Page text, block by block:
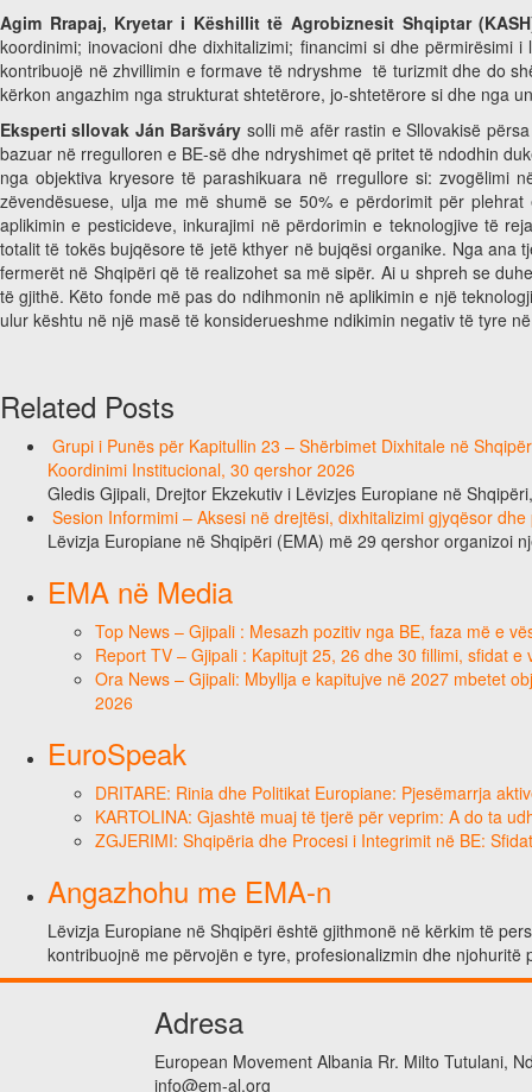
Agim Rrapaj, Kryetar i Këshillit të Agrobiznesit Shqiptar
koordinimi; inovacioni dhe dixhitalizimi; financimi si dhe
kontribuojë në zhvillimin e formave të ndryshme të turizmit dhe do
kërkon angazhim nga strukturat shtetërore, jo-shtetërore si dhe nga
Eksperti sllovak Ján Baršváry solli më afër rastin e Sllovakisë
bazuar në rregulloren e BE-së dhe ndryshimet që pritet të ndodhin
nga objektiva kryesore të parashikuara në rregullore si: zvogëlimi
zëvendësuese, ulja me më shumë se 50% e përdorimit për
aplikimin e pesticideve, inkurajimi në përdorimin e teknologjive të
totalit të tokës bujqësore të jetë kthyer në bujqësi organike. Nga
fermerët në Shqipëri që të realizohet sa më sipër. Ai u shpreh se
të gjithë. Këto fonde më pas do ndihmonin në aplikimin e një
ulur kështu në një masë të konsiderueshme ndikimin negativ të tyre
Related Posts
Grupi i Punës për Kapitullin 23 – Shërbimet Dixhitale në
Koordinimi Institucional, 30 qershor 2026
Gledis Gjipali, Drejtor Ekzekutiv i Lëvizjes Europiane në
Sesion Informimi – Aksesi në drejtësi, dixhitalizimi gjyqësor
Lëvizja Europiane në Shqipëri (EMA) më 29 qershor organizoi
EMA në Media
Top News – Gjipali : Mesazh pozitiv nga BE, faza më e
Report TV – Gjipali : Kapitujt 25, 26 dhe 30 fillimi, sfidat
Ora News – Gjipali: Mbyllja e kapitujve në 2027 mbetet
2026
EuroSpeak
DRITARE: Rinia dhe Politikat Europiane: Pjesëmarrja
KARTOLINA: Gjashtë muaj të tjerë për veprim: A do ta
ZGJERIMI: Shqipëria dhe Procesi i Integrimit në BE:
Angazhohu me EMA-n
Lëvizja Europiane në Shqipëri është gjithmonë në kërkim të
kontribuojnë me përvojën e tyre, profesionalizmin dhe
Adresa
European Movement Albania Rr. Milto Tutulani,
info@em-al.org